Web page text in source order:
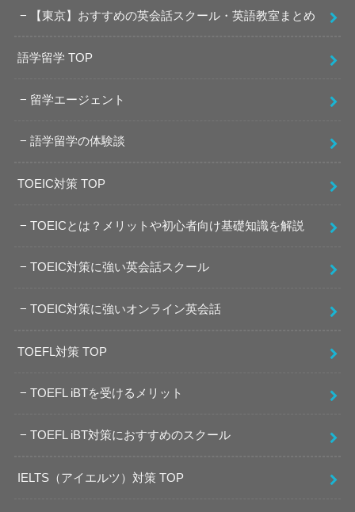
【東京】おすすめの英会話スクール・英語教室まとめ
語学留学 TOP
留学エージェント
語学留学の体験談
TOEIC対策 TOP
TOEICとは？メリットや初心者向け基礎知識を解説
TOEIC対策に強い英会話スクール
TOEIC対策に強いオンライン英会話
TOEFL対策 TOP
TOEFL iBTを受けるメリット
TOEFL iBT対策におすすめのスクール
IELTS（アイエルツ）対策 TOP